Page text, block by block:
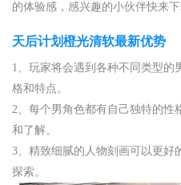
的体验感，感兴趣的小伙伴快来下
天后计划橙光清软最新优势
1、玩家将会遇到各种不同类型的
格和特点。
2、每个男角色都有自己独特的性
和了解。
3、精致细腻的人物刻画可以更好
探索。